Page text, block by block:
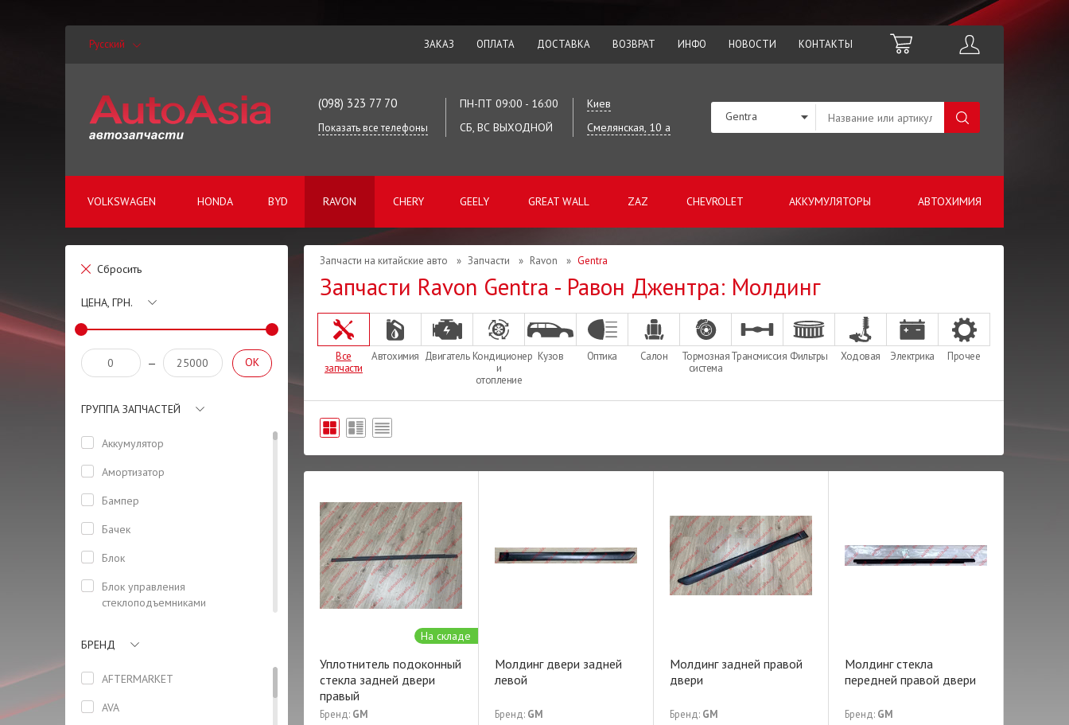
Русский ЗАКАЗ ОПЛАТА ДОСТАВКА ВОЗВРАТ ИНФО НОВОСТИ КОНТАКТЫ
(098) 323 77 70
Показать все телефоны
ПН-ПТ 09:00 - 16:00
СБ, ВС ВЫХОДНОЙ
Киев
Смелянская, 10 а
VOLKSWAGEN HONDA BYD RAVON CHERY GEELY GREAT WALL ZAZ CHEVROLET АККУМУЛЯТОРЫ АВТОХИМИЯ
Gentra
Сбросить
ЦЕНА, ГРН.
— OK
ГРУППА ЗАПЧАСТЕЙ
Аккумулятор
Амортизатор
Бампер
Бачек
Блок
Блок управления
стеклоподъемниками
Боковая панель кузова
Болт
Болт ГБЦ
БРЕНД
AFTERMARKET
AVA
Запчасти на китайские авто » Запчасти » Ravon » Gentra
Запчасти Ravon Gentra - Равон Джентра: Молдинг
Все
запчасти
Автохимия Двигатель Кондиционер
и
отопление
Кузов Оптика Салон
Тормозная
система
Трансмиссия Фильтры Ходовая Электрика Прочее
На складе
Уплотнитель подоконный
стекла задней двери
правый
Бренд: GM
Молдинг двери задней
левой
Бренд: GM
Молдинг задней правой
двери
Бренд: GM
Молдинг стекла
передней правой двери
Бренд: GM